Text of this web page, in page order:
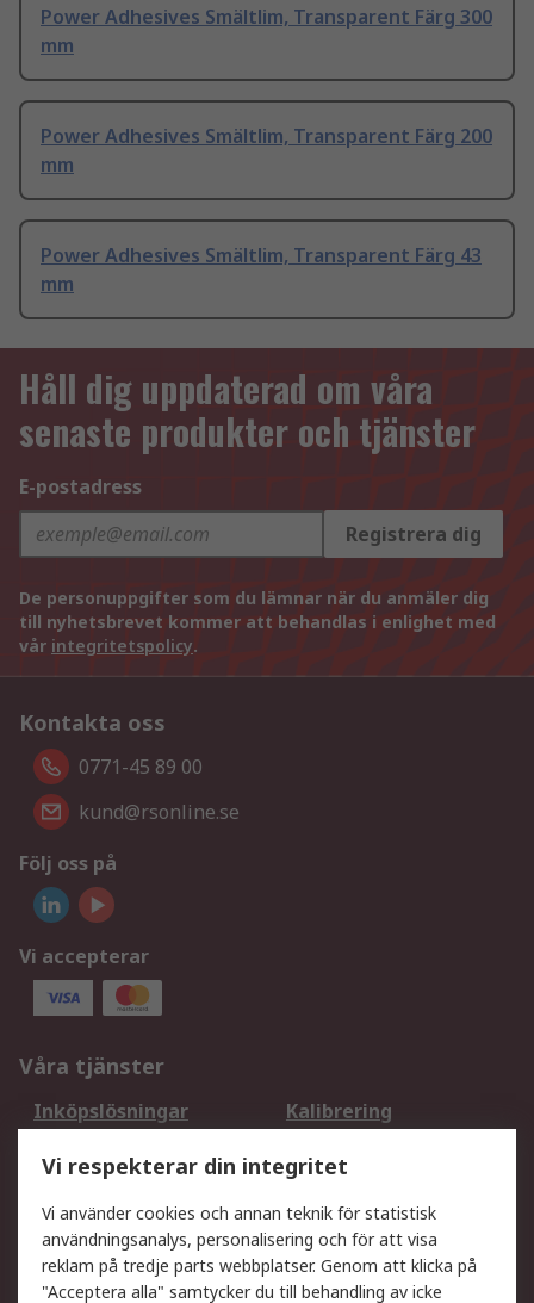
Power Adhesives Smältlim, Transparent Färg 300
mm
Power Adhesives Smältlim, Transparent Färg 200
mm
Power Adhesives Smältlim, Transparent Färg 43
mm
Håll dig uppdaterad om våra
senaste produkter och tjänster
E-postadress
Registrera dig
De personuppgifter som du lämnar när du anmäler dig
till nyhetsbrevet kommer att behandlas i enlighet med
vår integritetspolicy.
Kontakta oss
0771-45 89 00
kund@rsonline.se
Följ oss på
Vi accepterar
Våra tjänster
Inköpslösningar
Kalibrering
DesignSpark
Teknisk Support
Ditt lokala säljteam
Exportlösningar
Support
Vi respekterar din integritet
Vi använder cookies och annan teknik för statistisk
användningsanalys, personalisering och för att visa
reklam på tredje parts webbplatser. Genom att klicka på
"Acceptera alla" samtycker du till behandling av icke